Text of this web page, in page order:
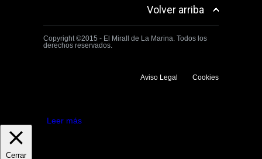
Volver arriba
Copyright ©2015 - El Mirall de La Marina. Todos los
derechos reservados.
Aviso Legal Cookies
Leer más
Cerrar